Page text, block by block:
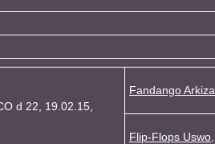
d 22, 19.02.15,
Fandango Arkiza
Flip-Flops Uswo